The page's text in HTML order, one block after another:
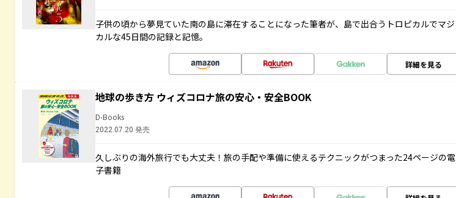
子供の頃から夢見ていた南の島に滞在することになった筆者が、島で出合うトロピカルでマジ
カルな45日間の記録と記憶。
詳細を見る
地球の歩き方 ウィズコロナ旅の安心・安全BOOK
D-Books
2022.07.20 発売
久しぶりの海外旅行でも大丈夫！旅の手配や準備に使えるテクニックがつまった24ページの電
子書籍